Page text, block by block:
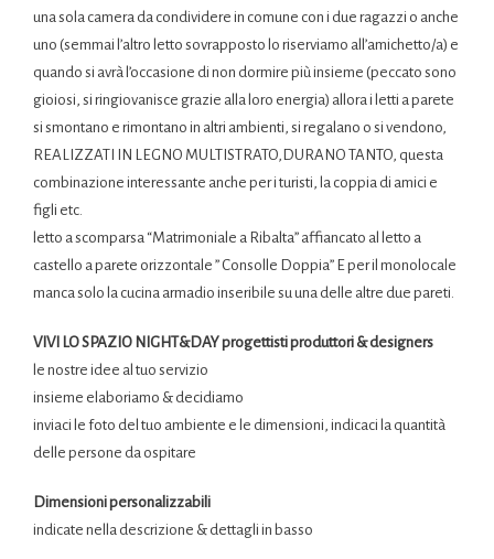
una sola camera da condividere in comune con i due ragazzi o anche
uno (semmai l’altro letto sovrapposto lo riserviamo all’amichetto/a) e
quando si avrà l’occasione di non dormire più insieme (peccato sono
gioiosi, si ringiovanisce grazie alla loro energia) allora i letti a parete
si smontano e rimontano in altri ambienti, si regalano o si vendono,
REALIZZATI IN LEGNO MULTISTRATO,DURANO TANTO, questa
combinazione interessante anche per i turisti, la coppia di amici e
figli etc.
letto a scomparsa “Matrimoniale a Ribalta” affiancato al letto a
castello a parete orizzontale ” Consolle Doppia” E per il monolocale
manca solo la cucina armadio inseribile su una delle altre due pareti.
VIVI LO SPAZIO NIGHT&DAY progettisti produttori & designers
le nostre idee al tuo servizio
insieme elaboriamo & decidiamo
inviaci le foto del tuo ambiente e le dimensioni, indicaci la quantità
delle persone da ospitare
Dimensioni personalizzabili
indicate nella descrizione & dettagli in basso